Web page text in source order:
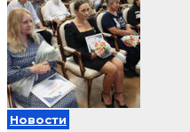
Новости